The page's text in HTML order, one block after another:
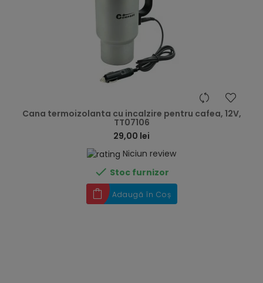
Cana termoizolanta cu incalzire pentru cafea, 12V,
TT07106
29,00 lei
Niciun review
 Stoc furnizor
Adaugă în Coș